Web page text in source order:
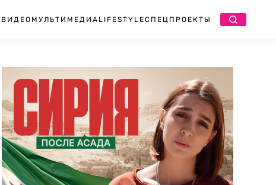
ВИДЕО МУЛЬТИМЕДИА LIFESTYLEСПЕЦПРОЕКТЫ